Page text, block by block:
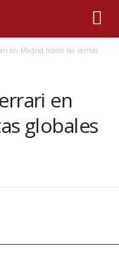
en Madrid lidera las ventas
en
globales